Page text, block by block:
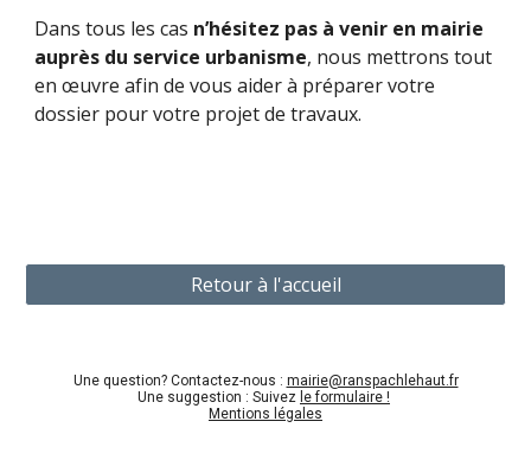
Dans tous les cas n’hésitez pas à venir en mairie
auprès du service urbanisme, nous mettrons tout
en œuvre afin de vous aider à préparer votre
dossier pour votre projet de travaux.
Retour à l'accueil
Une question? Contactez-nous : mairie@ranspachlehaut.fr
Une suggestion : Suivez le formulaire !
Mentions légales